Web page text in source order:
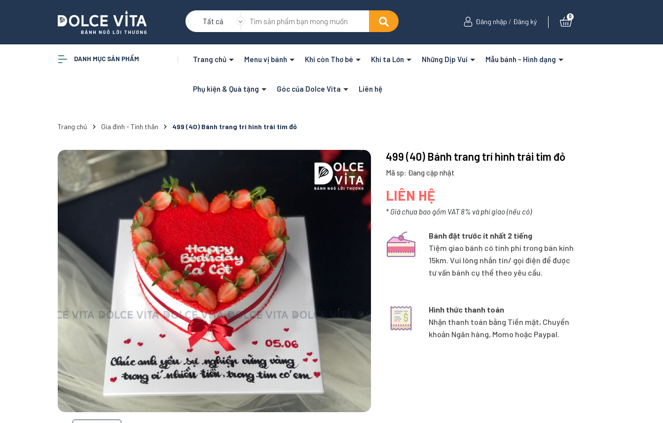
Tất cả Đăng nhập / Đăng ký
0
DANH MỤC SẢN PHẨM Trang chủ Menu vị bánh Khi còn Thơ bé Khi ta Lớn Những Dịp Vui Mẫu bánh - Hình dạng
Phụ kiện & Quà tặng Góc của Dolce Vita Liên hệ
Trang chủ Gia đình - Tình thân 499 (40) Bánh trang trí hình trái tim đỏ
499 (40) Bánh trang trí hình trái tim đỏ
Mã sp: Đang cập nhật
LIÊN HỆ
* Giá chưa bao gồm VAT 8% và phí giao (nếu có)
Bánh đặt trước ít nhất 2 tiếng
Tiệm giao bánh có tính phí trong bán kính
15km. Vui lòng nhắn tin/ gọi điện để được
tư vấn bánh cụ thể theo yêu cầu.
Hình thức thanh toán
Nhận thanh toán bằng Tiền mặt, Chuyển
khoản Ngân hàng, Momo hoặc Paypal.